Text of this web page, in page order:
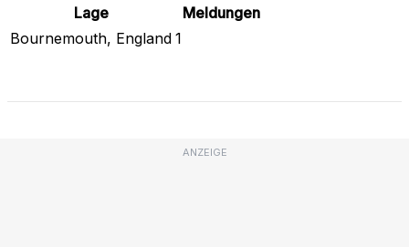
Lage
Meldungen
Bournemouth, England 1
ANZEIGE